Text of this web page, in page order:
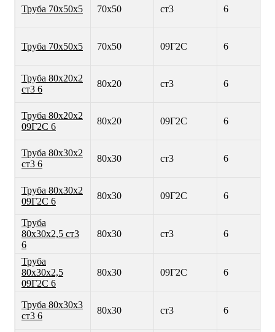
Труба 70х50х5 70х50 ст3 6
Труба 70х50х5 70х50 09Г2С 6
Труба 80х20х2
ст3 6
80х20 ст3 6
Труба 80х20х2
09Г2С 6
80х20 09Г2С 6
Труба 80х30х2
ст3 6
80х30 ст3 6
Труба 80х30х2
09Г2С 6
80х30 09Г2С 6
Труба
80х30х2,5 ст3
6
80х30 ст3 6
Труба
80х30х2,5
09Г2С 6
80х30 09Г2С 6
Труба 80х30х3
ст3 6
80х30 ст3 6